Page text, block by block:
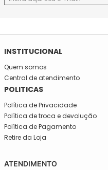
INSTITUCIONAL
Quem somos
Central de atendimento
POLITICAS
Política de Privacidade
Política de troca e devolução
Política de Pagamento
Retire da Loja
ATENDIMENTO